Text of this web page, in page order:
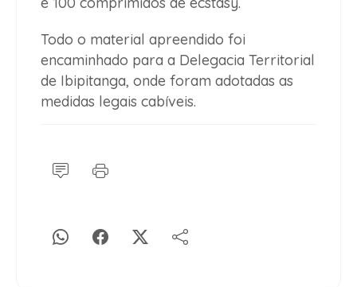
Todo o material apreendido foi
encaminhado para a Delegacia Territorial
de Ibipitanga, onde foram adotadas as
medidas legais cabíveis.